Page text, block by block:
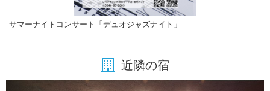
サマーナイトコンサート「デュオジャズナイト」
近隣の宿